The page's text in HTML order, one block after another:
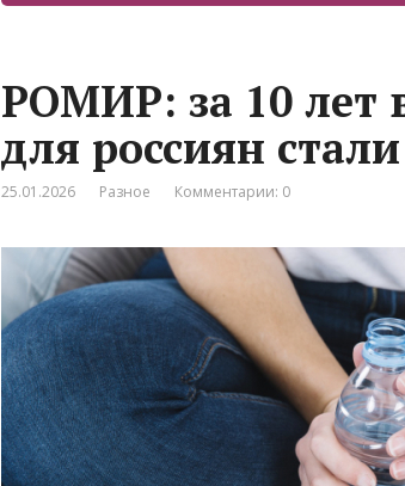
РОМИР: за 10 лет
для россиян
25.01.2026 Разное Комментарии: 0